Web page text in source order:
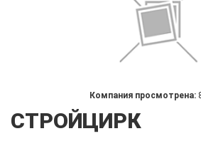
Компания просмотрена:
СТРОЙЦИРК